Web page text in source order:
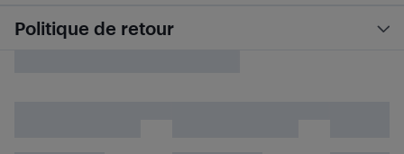
Politique de retour